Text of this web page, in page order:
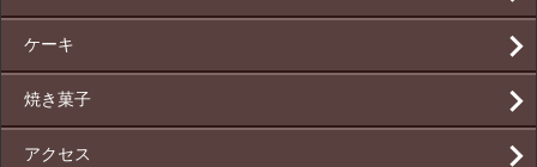
ケーキ
焼き菓子
アクセス